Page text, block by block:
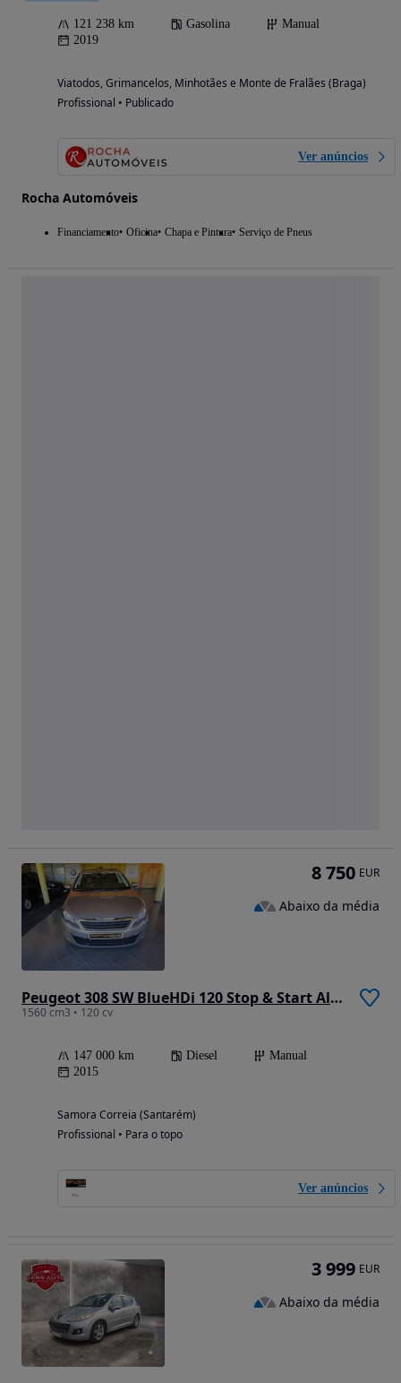
121 238 km Gasolina
Manual
2019
Viatodos, Grimancelos, Minhotães e Monte de Fralães (Braga)
Profissional • Publicado
Ver anúncios
Rocha Automóveis
Financiamento Oficina Chapa e Pintura Serviço de Pneus
Peugeot 308 SW BlueHDi 120 Stop & Start Allure
1560 cm3 • 120 cv
147 000 km Diesel
Manual
2015
Samora Correia (Santarém)
Profissional • Para o topo
Ver anúncios
8 750 EUR
Abaixo da média
3 999 EUR
Abaixo da média